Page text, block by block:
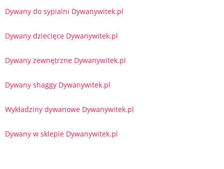
Dywany do sypialni Dywanywitek.pl
Dywany dziecięce Dywanywitek.pl
Dywany zewnętrzne Dywanywitek.pl
Dywany shaggy Dywanywitek.pl
Wykładziny dywanowe Dywanywitek.pl
Dywany w sklepie Dywanywitek.pl